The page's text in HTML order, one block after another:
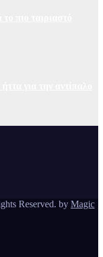
Reserved. by Magic